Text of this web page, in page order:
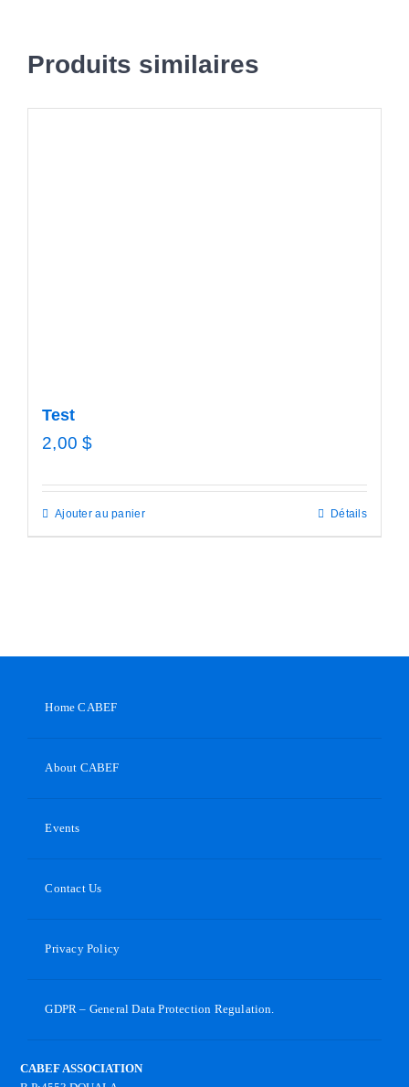
Produits similaires
Test
2,00$
Ajouter au panier Détails
Home CABEF
About CABEF
Events
Contact Us
Privacy Policy
GDPR – General Data Protection Regulation.
CABEF ASSOCIATION